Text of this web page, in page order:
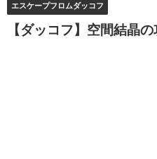
エスケープフロムダッコフ
【ダッコフ】空間結晶